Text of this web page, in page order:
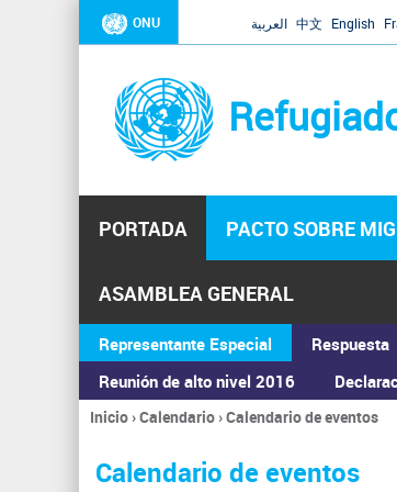
ONU العربية 中文 English
PORTADA PACTO SOBRE
Representante Especial
Respuesta
Reunión de alto nivel 2016
ASAMBLEA GENERAL
Se
encuentra
usted
Inicio›Calendario›Calendario de eventos
Calendario de eventos